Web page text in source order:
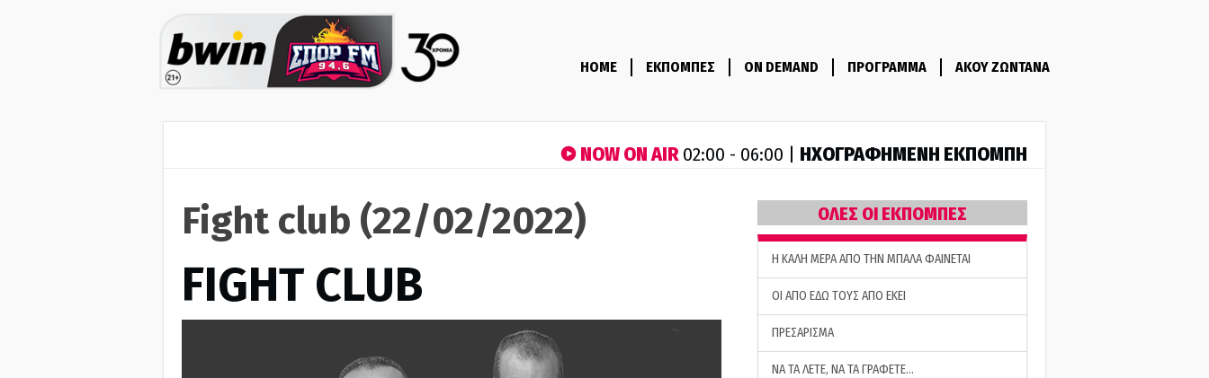
HOME ΕΚΠΟΜΠΕΣ ON DEMAND ΠΡΟΓΡΑΜΜΑ ΑΚΟΥ ΖΩΝΤΑΝΑ
NOW ON AIR02:00 - 06:00 | ΗΧΟΓΡΑΦΗΜΕΝΗ ΕΚΠΟΜΠΗ
Fight club (22/02/2022)
FIGHT CLUB
ΟΛΕΣ ΟΙ ΕΚΠΟΜΠΕΣ
H ΚΑΛΗ ΜΕΡΑ ΑΠΟ ΤΗΝ ΜΠΑΛΑ ΦΑΙΝΕΤΑΙ
ΟΙ ΑΠΟ ΕΔΩ ΤΟΥΣ ΑΠΟ ΕΚΕΙ
ΠΡΕΣΑΡΙΣΜΑ
ΝΑ ΤΑ ΛΕΤΕ, ΝΑ ΤΑ ΓΡΑΦΕΤΕ…